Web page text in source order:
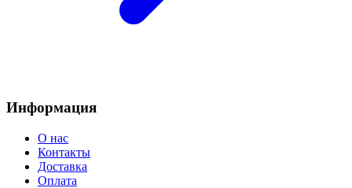
Информация
О нас
Контакты
Доставка
Оплата